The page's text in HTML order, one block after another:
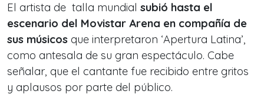
El artista de talla mundial subió hasta el
escenario del Movistar Arena en compañía de
sus músicos que interpretaron ‘Apertura Latina’,
como antesala de su gran espectáculo. Cabe
señalar, que el cantante fue recibido entre gritos
y aplausos por parte del público.